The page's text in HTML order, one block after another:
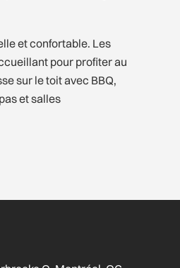
et confortable. Les
pour profiter au
sur le toit avec BBQ,
et salles